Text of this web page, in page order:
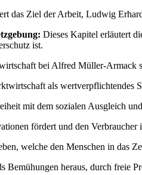
das Ziel der Arbeit, Ludwig
Dieses Kapitel erläutert
ist.
bei Alfred Müller-Armack
als wertverpflichtendes
mit dem sozialen Ausgleich
fördert und den Verbraucher
welche den Menschen in das
Bemühungen heraus, durch freie